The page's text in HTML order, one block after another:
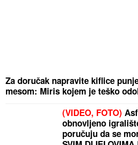
Za doručak napravite kiflice
mesom: Miris kojem je teško
(VIDEO, FOTO)
obnovljeno
poručuju da se